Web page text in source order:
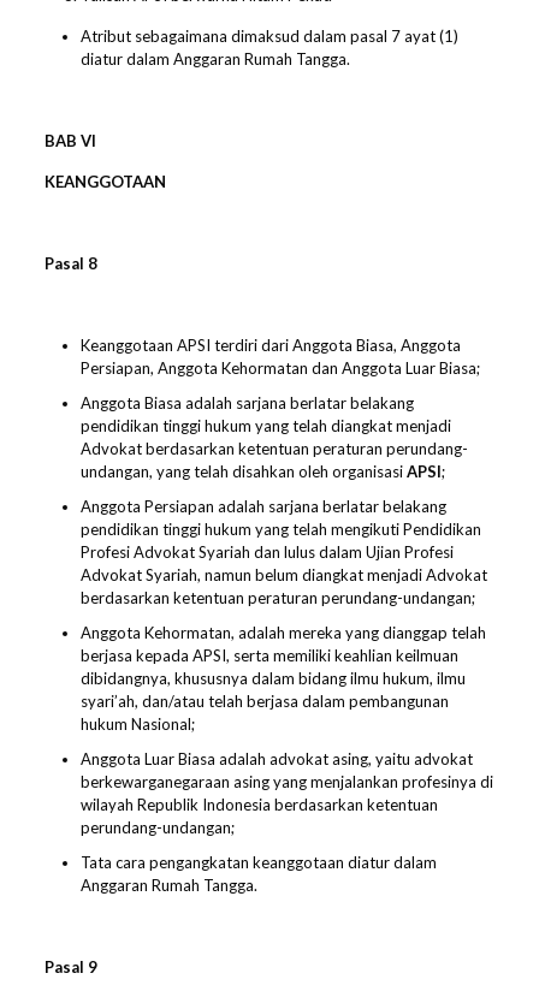
Atribut sebagaimana dimaksud dalam pasal 7 ayat (1)
diatur dalam Anggaran Rumah Tangga.
BAB VI
KEANGGOTAAN
Pasal 8
Keanggotaan APSI terdiri dari Anggota Biasa, Anggota
Persiapan, Anggota Kehormatan dan Anggota Luar Biasa;
Anggota Biasa adalah sarjana berlatar belakang
pendidikan tinggi hukum yang telah diangkat menjadi
Advokat berdasarkan ketentuan peraturan perundang-
undangan, yang telah disahkan oleh organisasiAPSI;
Anggota Persiapan adalah sarjana berlatar belakang
pendidikan tinggi hukum yang telah mengikuti Pendidikan
Profesi Advokat Syariah dan lulus dalam Ujian Profesi
Advokat Syariah, namun belum diangkat menjadi Advokat
berdasarkan ketentuan peraturan perundang-undangan;
Anggota Kehormatan, adalah mereka yang dianggap telah
berjasa kepada APSI, serta memiliki keahlian keilmuan
dibidangnya, khususnya dalam bidang ilmu hukum, ilmu
syari’ah, dan/atau telah berjasa dalam pembangunan
hukum Nasional;
Anggota Luar Biasa adalah advokat asing, yaitu advokat
berkewarganegaraan asing yang menjalankan profesinya di
wilayah Republik Indonesia berdasarkan ketentuan
perundang-undangan;
Tata cara pengangkatan keanggotaan diatur dalam
Anggaran Rumah Tangga.
Pasal 9